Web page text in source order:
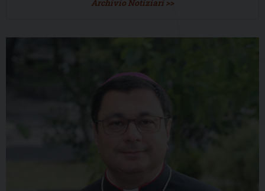
Archivio Notiziari >>